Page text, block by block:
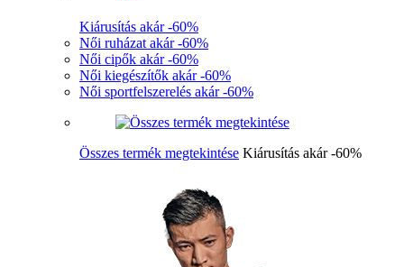
Kiárusítás akár -60%
Női ruházat akár -60%
Női cipők akár -60%
Női kiegészítők akár -60%
Női sportfelszerelés akár -60%
Összes termék megtekintése Kiárusítás akár -60%